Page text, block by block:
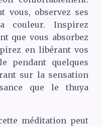
vous, observez ses
couleur. Inspirez
que vous absorbez
en libérant vos
pendant quelques
sur la sensation
que le thuya
méditation peut